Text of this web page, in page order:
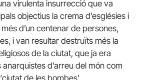
virulenta insurrecció que va
objectius la crema d’esglésies i
d’un centenar de persones,
i van resultar destruïts més la
de la ciutat, que ja era
d’arreu del món com
de les bombes’.